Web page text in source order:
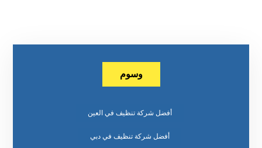
وسوم
أفضل شركة تنظيف في العين
أفضل شركة تنظيف في دبي